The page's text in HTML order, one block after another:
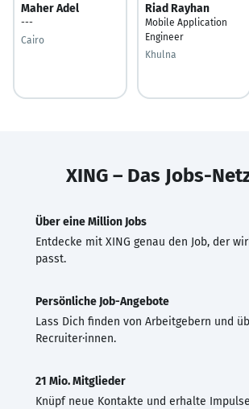
Maher Adel
---
Cairo
Riad Rayhan
Mobile Application
Engineer
Khulna
XING – Das Jobs-
Über eine Million Jobs
Entdecke mit XING genau den Job, der
passt.
Persönliche Job-Angebote
Lass Dich finden von Arbeitgebern und
Recruiter·innen.
21 Mio. Mitglieder
Knüpf neue Kontakte und erhalte